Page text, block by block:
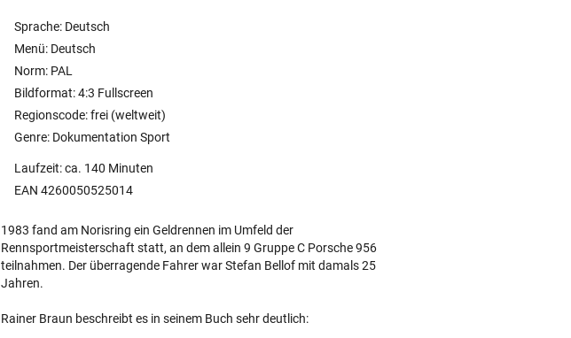
Sprache: Deutsch
Menü: Deutsch
Norm: PAL
Bildformat: 4:3 Fullscreen
Regionscode: frei (weltweit)
Genre: Dokumentation Sport
Laufzeit: ca. 140 Minuten
EAN 4260050525014
1983 fand am Norisring ein Geldrennen im Umfeld der
Rennsportmeisterschaft statt, an dem allein 9 Gruppe C Porsche 956
teilnahmen. Der überragende Fahrer war Stefan Bellof mit damals 25
Jahren.
Rainer Braun beschreibt es in seinem Buch sehr deutlich: